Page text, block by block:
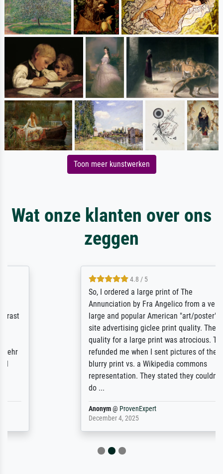
Toon meer kunstwerken
Wat onze klanten over ons
zeggen
4.8 / 5
So, I ordered a large print of The
Annunciation by Fra Angelico from a very
large and popular American "art/poster"
site advertising giclee print quality. The
quality for a large print was atrocious. They
refunded me when I sent pictures of the
blurry print vs. a Wikipedia commons
representation. They stated they couldn't
ProvenExpert
December 4, 2025